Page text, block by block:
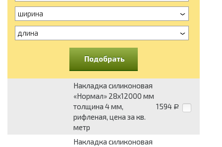
ширина
длина
Подобрать
Накладка силиконовая
«Нормал» 28x12000 мм
толщина 4 мм,
рифленая, цена за кв.
метр
1594 Р
Накладка силиконовая